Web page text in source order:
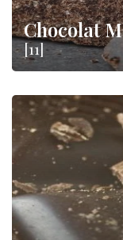
Chocolat
[11]